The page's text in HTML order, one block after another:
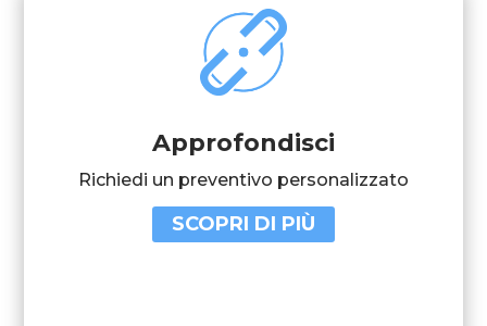
Approfondisci
Richiedi un preventivo personalizzato
SCOPRI DI PIÙ